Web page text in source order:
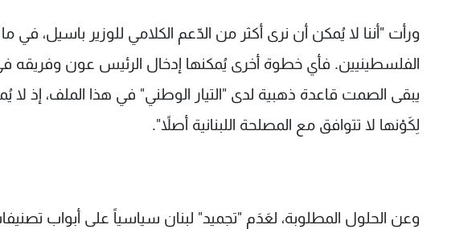
ورأت "أننا لا يُمكن أن نرى أكثر من الدّعم الكلامي للوزير باسيل، في
الفلسطينيين. فأي خطوة أخرى يُمكنها إدخال الرئيس عون وفريقه
يبقى الصمت قاعدة ذهبية لدى "التيار الوطني" في هذا الملف، إذ لا
لِكَوْنها لا تتوافق مع المصلحة اللبنانية أصلاً".
وعن الحلول المطلوبة، لعَدَم "تجميد" لبنان سياسياً على أبواب